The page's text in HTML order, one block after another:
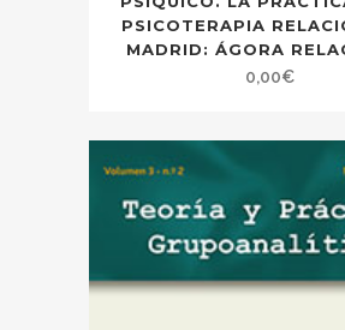
PSICOTERAPIA
MADRID: ÁGORA
0,00€